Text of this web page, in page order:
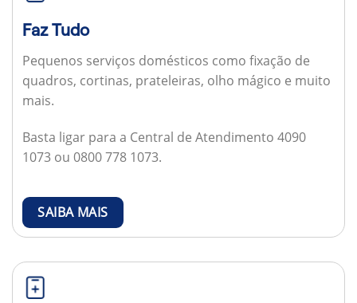
Faz Tudo
Pequenos serviços domésticos como fixação de
quadros, cortinas, prateleiras, olho mágico e muito
mais.
Basta ligar para a Central de Atendimento 4090
1073 ou 0800 778 1073.
SAIBA MAIS